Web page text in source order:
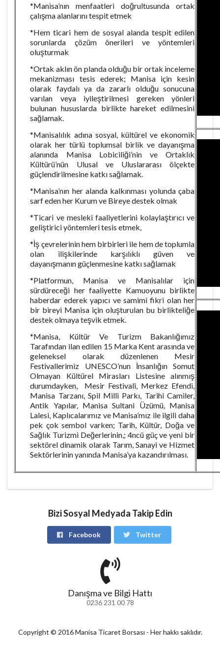
*Manisa’nın menfaatleri doğrultusunda ortak
çalışma alanlarını tespit etmek
*Hem ticari hem de sosyal alanda tespit edilen
sorunlarda çözüm önerileri ve yöntemleri
oluşturmak
*Ortak aklın ön planda olduğu bir ortak inceleme
mekanizması tesis ederek; Manisa için kesin
olarak faydalı ya da zararlı olduğu sonucuna
varılan veya iyileştirilmesi gereken yönleri
bulunan hususlarda birlikte hareket edilmesini
sağlamak.
*Manisalılık adına sosyal, kültürel ve ekonomik
olarak her türlü toplumsal birlik ve dayanışma
alanında Manisa Lobiciliği’nin ve Ortaklık
Kültürü’nün Ulusal ve Uluslararası ölçekte
güçlendirilmesine katkı sağlamak.
*Manisa’nın her alanda kalkınması yolunda çaba
sarf eden her Kurum ve Bireye destek olmak
*Ticari ve mesleki faaliyetlerini kolaylaştırıcı ve
geliştirici yöntemleri tesis etmek,
*İş çevrelerinin hem birbirleri ile hem de toplumla
olan ilişkilerinde karşılıklı güven ve
dayanışmanın güçlenmesine katkı sağlamak
*Platformun, Manisa ve Manisalılar için
sürdüreceği her faaliyette Kamuoyunu birlikte
haberdar ederek yapıcı ve samimi fikri olan her
bir bireyi Manisa için oluşturulan bu birlikteliğe
destek olmaya teşvik etmek.
*Manisa, Kültür Ve Turizm Bakanlığımız
Tarafından ilan edilen 15 Marka Kent arasında ve
geleneksel olarak düzenlenen Mesir
Festivallerimiz UNESCO’nun İnsanlığın Somut
Olmayan Kültürel Mirasları Listesine alınmış
durumdayken, Mesir Festivali, Merkez Efendi,
Manisa Tarzanı, Spil Milli Parkı, Tarihi Camiler,
Antik Yapılar, Manisa Sultani Üzümü, Manisa
Lalesi, Kaplıcalarımız ve Manisa’mız ile ilgili daha
pek çok sembol varken; Tarih, Kültür, Doğa ve
Sağlık Turizmi Değerlerinin,; 4ncü güç ve yeni bir
sektörel dinamik olarak Tarım, Sanayi ve Hizmet
Sektörlerinin yanında Manisa’ya kazandırılması.
Bizi Sosyal Medyada Takip Edin
Facebook Twitter
Danışma ve Bilgi Hattı
0236 231 00 78
Copyright © 2016 Manisa Ticaret Borsası - Her hakkı saklıdır.